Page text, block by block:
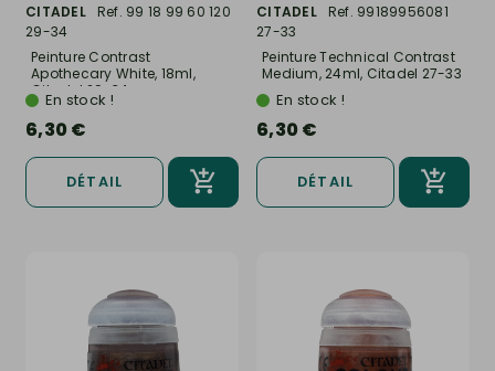
CITADEL
Ref. 99 18 99 60 120
29-34
Peinture Contrast
Apothecary White, 18ml,
Citadel 29-34
En stock !
6,30 €
DÉTAIL
CITADEL
Ref. 99189956081
27-33
Peinture Technical Contrast
Medium, 24ml, Citadel 27-33
En stock !
6,30 €
DÉTAIL